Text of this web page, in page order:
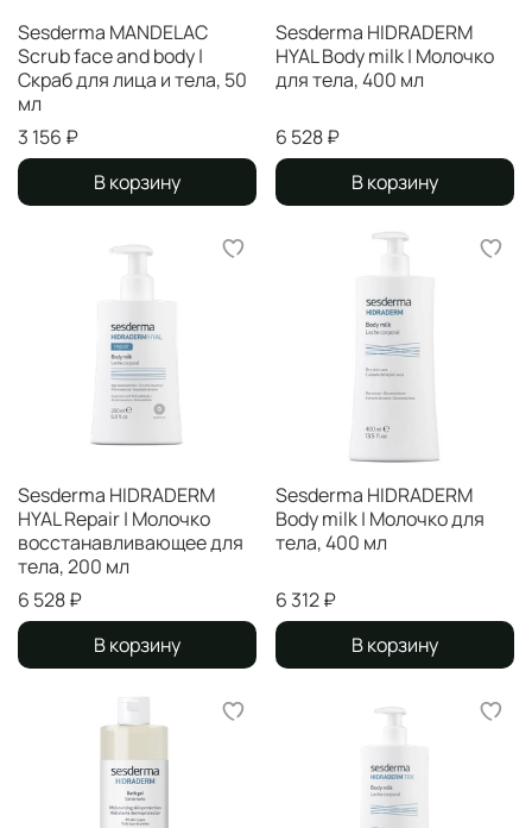
Sesderma MANDELAC
Scrub face and body |
Скраб для лица и тела, 50
мл
3 156 ₽
В корзину
Sesderma HIDRADERM
HYAL Body milk | Молочко
для тела, 400 мл
6 528 ₽
В корзину
Sesderma HIDRADERM
HYAL Repair | Молочко
восстанавливающее для
тела, 200 мл
6 528 ₽
В корзину
Sesderma HIDRADERM
Body milk | Молочко для
тела, 400 мл
6 312 ₽
В корзину